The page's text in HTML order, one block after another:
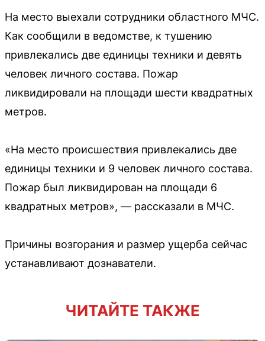
На место выехали сотрудники областного МЧС.
Как сообщили в ведомстве, к тушению
привлекались две единицы техники и девять
человек личного состава. Пожар
ликвидировали на площади шести квадратных
метров.
«На место происшествия привлекались две
единицы техники и 9 человек личного состава.
Пожар был ликвидирован на площади 6
квадратных метров», — рассказали в МЧС.
Причины возгорания и размер ущерба сейчас
устанавливают дознаватели.
ЧИТАЙТЕ ТАКЖЕ